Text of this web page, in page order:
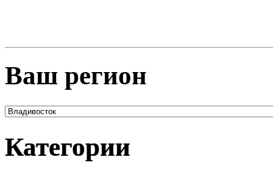
Ваш регион
Категории